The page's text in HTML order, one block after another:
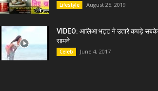
Lifestyle August 25, 2019
VIDEO: आलिआ भट्ट ने उतारे कपड़े सबके
सामने
Celeb June 4, 2017